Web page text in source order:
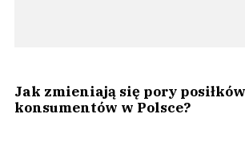
Jak zmieniają się pory posiłków
konsumentów w Polsce?